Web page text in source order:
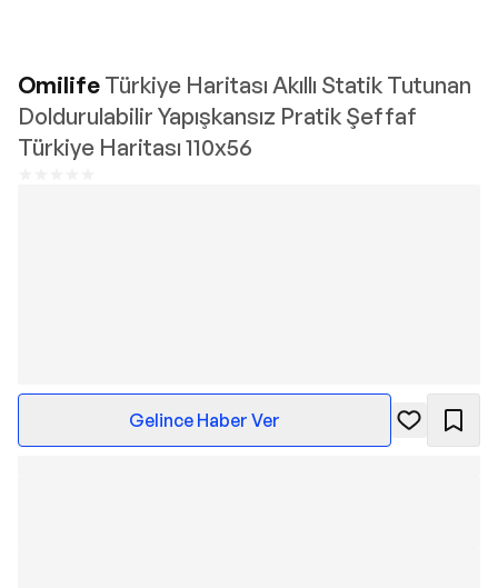
Omilife Türkiye Haritası Akıllı Statik Tutunan
Doldurulabilir Yapışkansız Pratik Şeffaf
Türkiye Haritası 110x56
Gelince Haber Ver